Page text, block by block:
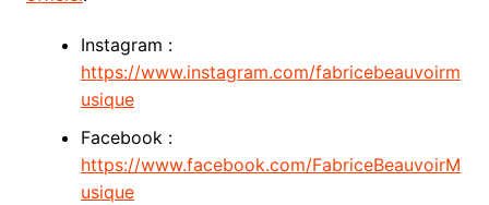
Instagram :
https://www.instagram.com/fabricebeauvoirm
usique
Facebook :
https://www.facebook.com/FabriceBeauvoirM
usique